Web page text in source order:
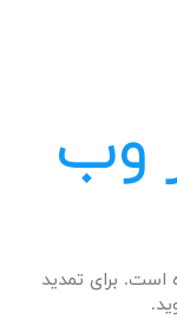
وب
برای تمدید